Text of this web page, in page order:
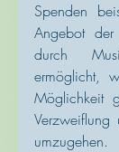
Spenden
Angebot der
durch
ermöglicht,
Möglichkeit